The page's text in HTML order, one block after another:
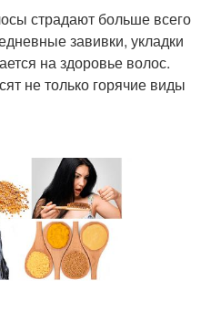
страдают больше всего
завивки, укладки
на здоровье волос.
не только горячие виды